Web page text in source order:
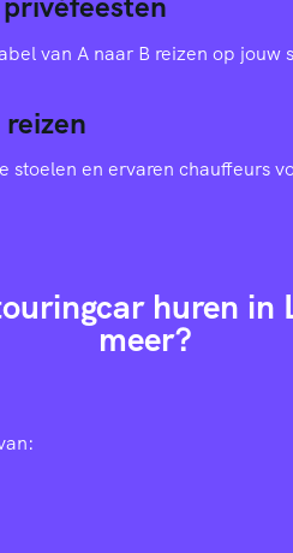
van A naar B reizen op jouw
stoelen en ervaren chauffeurs
huren in
meer?